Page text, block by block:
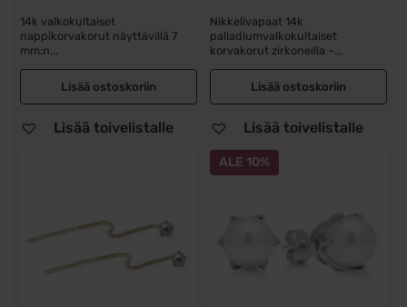
14k valkokultaiset
nappikorvakorut näyttävillä 7
mm:n...
Lisää ostoskoriin
Lisää toivelistalle
Nikkelivapaat 14k
palladiumvalkokultaiset
korvakorut zirkoneilla –...
Lisää ostoskoriin
Lisää toivelistalle
ALE 10%